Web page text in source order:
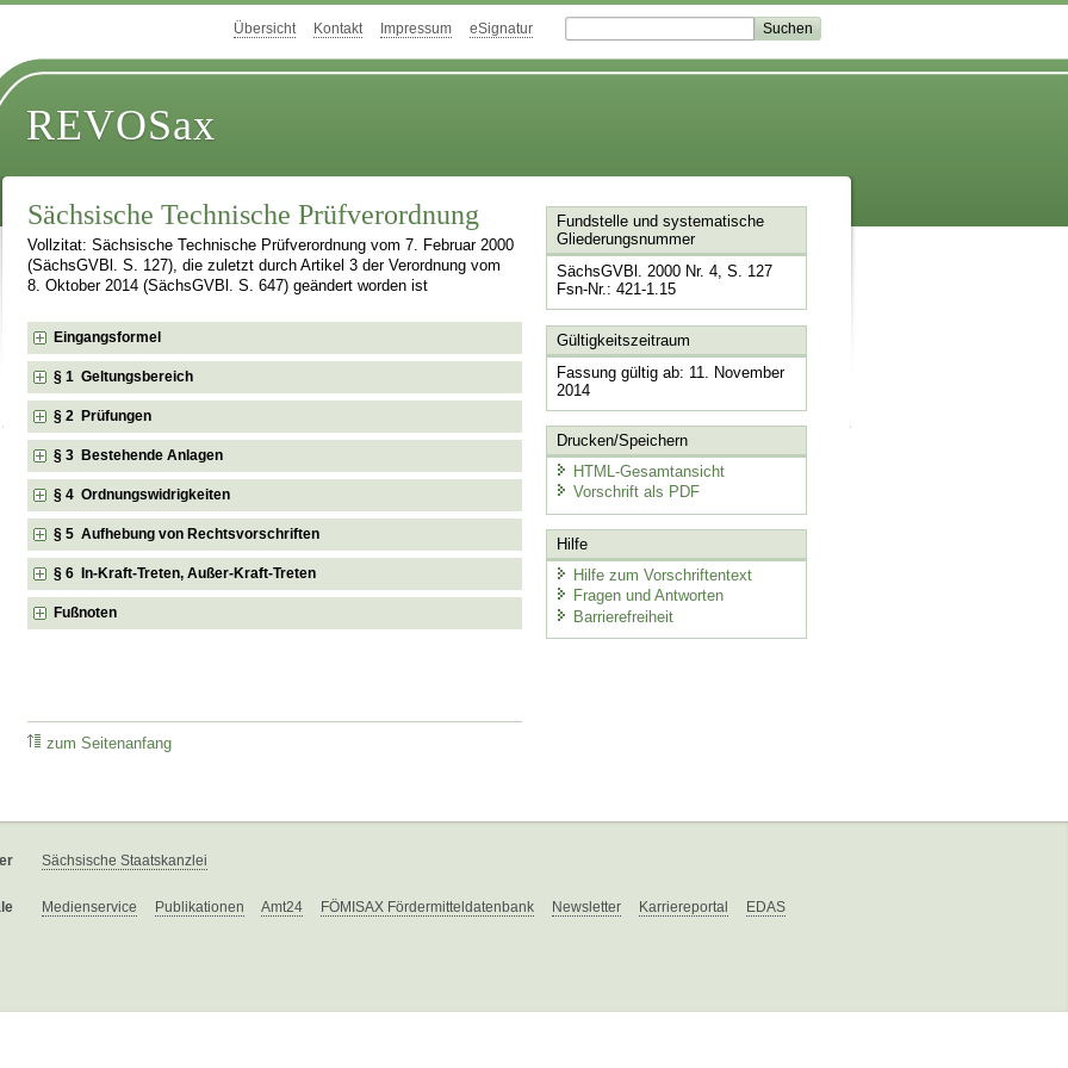
Übersicht Kontakt Impressum eSignatur
REVOSax
Sächsische Technische Prüfverordnung
Vollzitat: Sächsische Technische Prüfverordnung vom 7. Februar 2000
(SächsGVBl. S. 127), die zuletzt durch Artikel 3 der Verordnung vom
8. Oktober 2014 (SächsGVBl. S. 647) geändert worden ist
Eingangsformel
§ 1 Geltungsbereich
§ 2 Prüfungen
§ 3 Bestehende Anlagen
§ 4 Ordnungswidrigkeiten
§ 5 Aufhebung von Rechtsvorschriften
§ 6 In-Kraft-Treten, Außer-Kraft-Treten
Fußnoten
zum Seitenanfang
Fundstelle und systematische
Gliederungsnummer
SächsGVBl. 2000 Nr. 4, S. 127
Fsn-Nr.: 421-1.15
Gültigkeitszeitraum
Fassung gültig ab: 11. November
2014
Drucken/Speichern
HTML-Gesamtansicht
Vorschrift als PDF
Hilfe
Hilfe zum Vorschriftentext
Fragen und Antworten
Barrierefreiheit
Sächsische Staatskanzlei
Medienservice Publikationen Amt24 FÖMISAX Fördermitteldatenbank Newsletter Karriereportal EDAS